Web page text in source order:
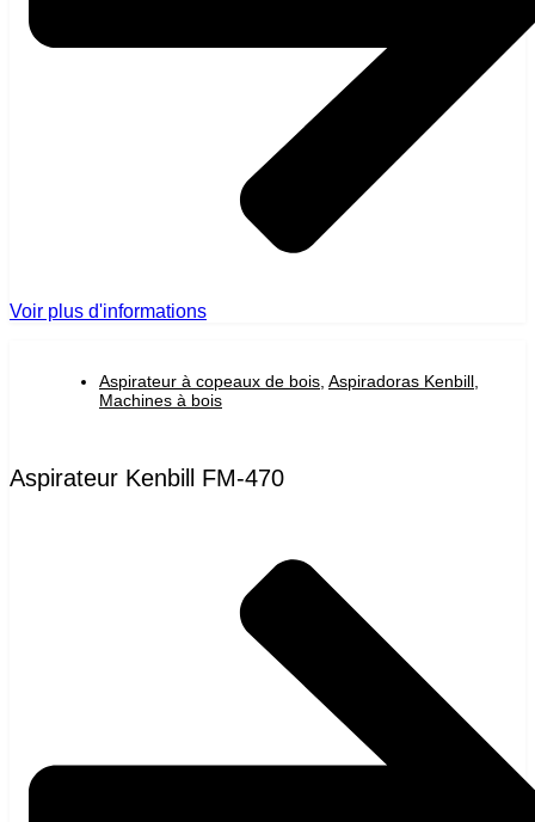
Voir plus d'informations
Aspirateur à copeaux de bois, Aspiradoras Kenbill,
Machines à bois
Aspirateur Kenbill FM-470